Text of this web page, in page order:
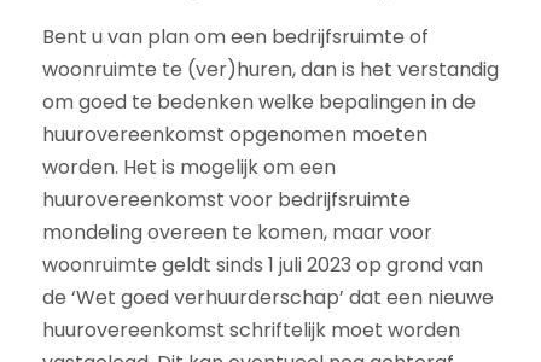
Bent u van plan om een bedrijfsruimte of
woonruimte te (ver)huren, dan is het verstandig
om goed te bedenken welke bepalingen in de
huurovereenkomst opgenomen moeten
worden. Het is mogelijk om een
huurovereenkomst voor bedrijfsruimte
mondeling overeen te komen, maar voor
woonruimte geldt sinds 1 juli 2023 op grond van
de ‘Wet goed verhuurderschap’ dat een nieuwe
huurovereenkomst schriftelijk moet worden